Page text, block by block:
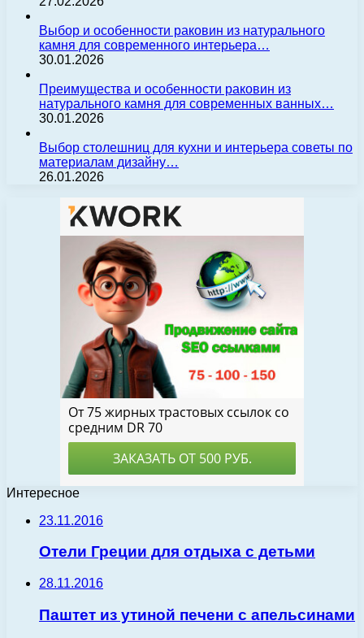
Выбор и особенности раковин из натурального
камня для современного интерьера…
30.01.2026
Преимущества и особенности раковин из
натурального камня для современных ванных…
30.01.2026
Выбор столешниц для кухни и интерьера советы по
материалам дизайну…
26.01.2026
Интересное
23.11.2016
Отели Греции для отдыха с детьми
28.11.2016
Паштет из утиной печени с апельсинами